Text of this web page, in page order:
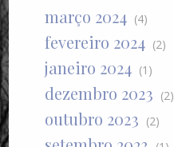
março 2024 (4)
fevereiro 2024 (2)
janeiro 2024 (1)
dezembro 2023 (2)
outubro 2023 (2)